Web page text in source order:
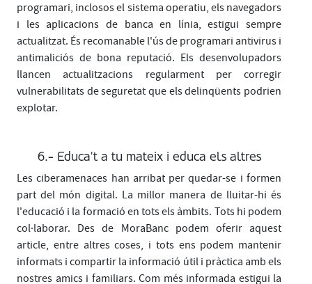
programari, inclosos el sistema operatiu, els navegadors
i les aplicacions de banca en línia, estigui sempre
actualitzat. És recomanable l'ús de programari antivirus i
antimaliciós de bona reputació. Els desenvolupadors
llancen actualitzacions regularment per corregir
vulnerabilitats de seguretat que els delinqüents podrien
explotar.
6.- Educa't a tu mateix i educa els altres
Les ciberamenaces han arribat per quedar-se i formen
part del món digital. La millor manera de lluitar-hi és
l'educació i la formació en tots els àmbits. Tots hi podem
col·laborar. Des de MoraBanc podem oferir aquest
article, entre altres coses, i tots ens podem mantenir
informats i compartir la informació útil i pràctica amb els
nostres amics i familiars. Com més informada estigui la